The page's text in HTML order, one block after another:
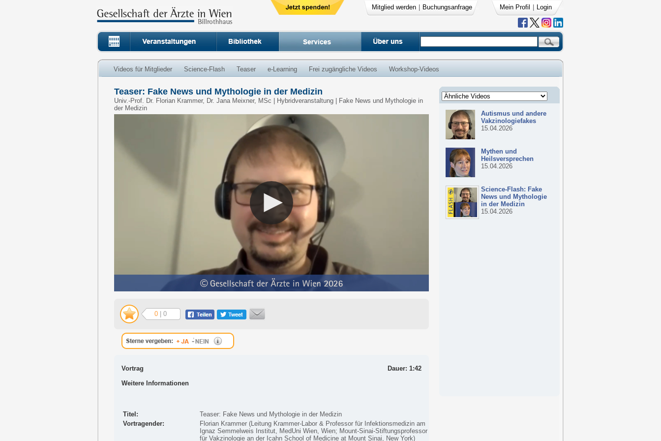
Mitglied werden Buchungsanfrage Mein Profil Login
Videos für Mitglieder Science-Flash Teaser e-Learning Frei zugängliche Videos Workshop-Videos
Autismus und andere
Vakzinologiefakes
15.04.2026
Mythen und
Heilsversprechen
15.04.2026
Science-Flash: Fake
News und Mythologie
in der Medizin
15.04.2026
Teaser: Fake News und Mythologie in der Medizin
Univ.-Prof. Dr. Florian Krammer, Dr. Jana Meixner, MSc | Hybridveranstaltung | Fake News und Mythologie in
der Medizin
0 | 0
Dauer: 1:42
Vortrag
Weitere Informationen
Titel:
Teaser: Fake News und Mythologie in der Medizin
Vortragender:
Florian Krammer (Leitung Krammer-Labor & Professor für Infektionsmedizin am
Ignaz Semmelweis Institut, MedUni Wien, Wien; Mount-Sinai-Stiftungsprofessor
für Vakzinologie an der Icahn School of Medicine at Mount Sinai, New York)